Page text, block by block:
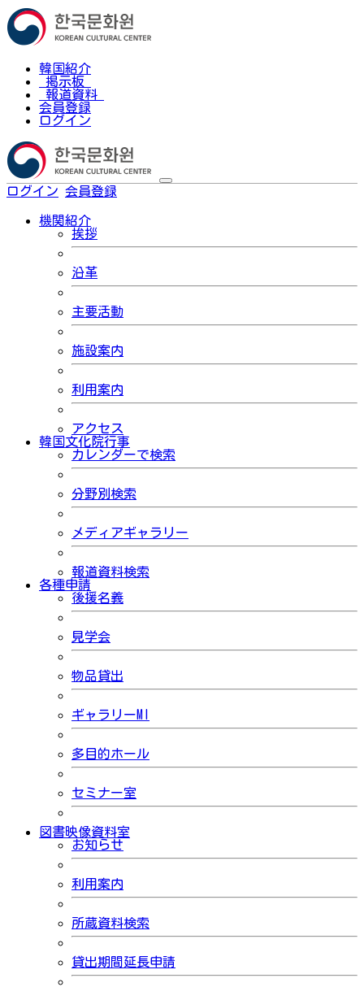
韓国紹介
掲示板
報道資料
会員登録
ログイン
ログイン 会員登録
機関紹介
挨拶
沿革
主要活動
施設案内
利用案内
アクセス
韓国文化院行事
カレンダーで検索
分野別検索
メディアギャラリー
報道資料検索
各種申請
後援名義
見学会
物品貸出
ギャラリーMI
多目的ホール
セミナー室
図書映像資料室
お知らせ
利用案内
所蔵資料検索
貸出期間延長申請